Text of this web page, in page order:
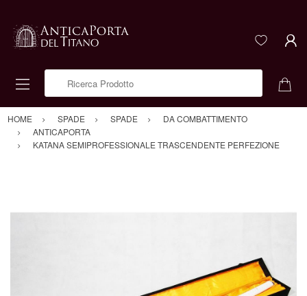
HOME SPADE SPADE
DA COMBATTIMENTO
ANTICAPORTA
KATANA SEMIPROFESSIONALE TRASCENDENTE PERFEZIONE